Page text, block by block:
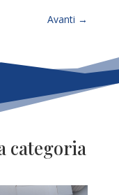
Avanti →
categoria